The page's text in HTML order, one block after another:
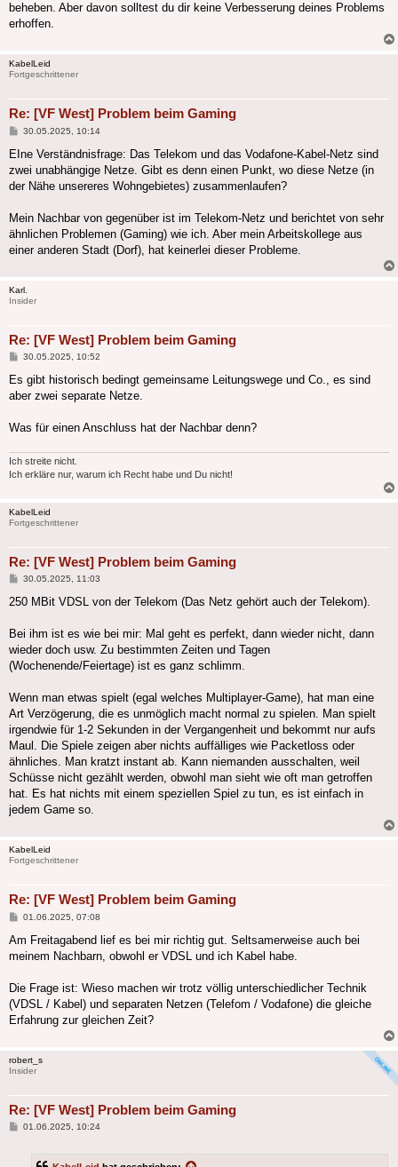
beheben. Aber davon solltest du dir keine Verbesserung deines Problems
erhoffen.
KabelLeid
Fortgeschrittener
Re: [VF West] Problem beim Gaming
Beitrag
30.05.2025, 10:14
EIne Verständnisfrage: Das Telekom und das Vodafone-Kabel-Netz sind
zwei unabhängige Netze. Gibt es denn einen Punkt, wo diese Netze (in
der Nähe unsereres Wohngebietes) zusammenlaufen?
Mein Nachbar von gegenüber ist im Telekom-Netz und berichtet von sehr
ähnlichen Problemen (Gaming) wie ich. Aber mein Arbeitskollege aus
einer anderen Stadt (Dorf), hat keinerlei dieser Probleme.
Karl.
Insider
Re: [VF West] Problem beim Gaming
Beitrag
30.05.2025, 10:52
Es gibt historisch bedingt gemeinsame Leitungswege und Co., es sind
aber zwei separate Netze.
Was für einen Anschluss hat der Nachbar denn?
Ich streite nicht.
Ich erkläre nur, warum ich Recht habe und Du nicht!
KabelLeid
Fortgeschrittener
Re: [VF West] Problem beim Gaming
Beitrag
30.05.2025, 11:03
250 MBit VDSL von der Telekom (Das Netz gehört auch der Telekom).
Bei ihm ist es wie bei mir: Mal geht es perfekt, dann wieder nicht, dann
wieder doch usw. Zu bestimmten Zeiten und Tagen
(Wochenende/Feiertage) ist es ganz schlimm.
Wenn man etwas spielt (egal welches Multiplayer-Game), hat man eine
Art Verzögerung, die es unmöglich macht normal zu spielen. Man spielt
irgendwie für 1-2 Sekunden in der Vergangenheit und bekommt nur aufs
Maul. Die Spiele zeigen aber nichts auffälliges wie Packetloss oder
ähnliches. Man kratzt instant ab. Kann niemanden ausschalten, weil
Schüsse nicht gezählt werden, obwohl man sieht wie oft man getroffen
hat. Es hat nichts mit einem speziellen Spiel zu tun, es ist einfach in
jedem Game so.
KabelLeid
Fortgeschrittener
Re: [VF West] Problem beim Gaming
Beitrag
01.06.2025, 07:08
Am Freitagabend lief es bei mir richtig gut. Seltsamerweise auch bei
meinem Nachbarn, obwohl er VDSL und ich Kabel habe.
Die Frage ist: Wieso machen wir trotz völlig unterschiedlicher Technik
(VDSL / Kabel) und separaten Netzen (Telefom / Vodafone) die gleiche
Erfahrung zur gleichen Zeit?
robert_s
Insider
Re: [VF West] Problem beim Gaming
Beitrag
01.06.2025, 10:24